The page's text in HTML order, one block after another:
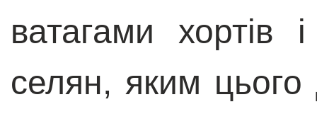
ватагами хортів
селян, яким цього